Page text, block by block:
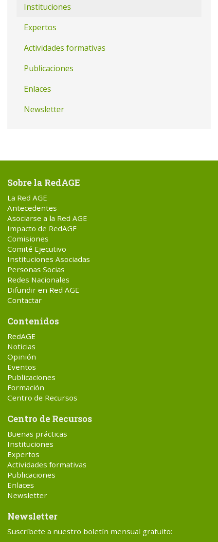
Instituciones
Expertos
Actividades formativas
Publicaciones
Enlaces
Newsletter
Sobre la RedAGE
La Red AGE
Antecedentes
Asociarse a la Red AGE
Impacto de RedAGE
Comisiones
Comité Ejecutivo
Instituciones Asociadas
Personas Socias
Redes Nacionales
Difundir en Red AGE
Contactar
Contenidos
RedAGE
Noticias
Opinión
Eventos
Publicaciones
Formación
Centro de Recursos
Centro de Recursos
Buenas prácticas
Instituciones
Expertos
Actividades formativas
Publicaciones
Enlaces
Newsletter
Newsletter
Suscríbete a nuestro boletín mensual gratuito: